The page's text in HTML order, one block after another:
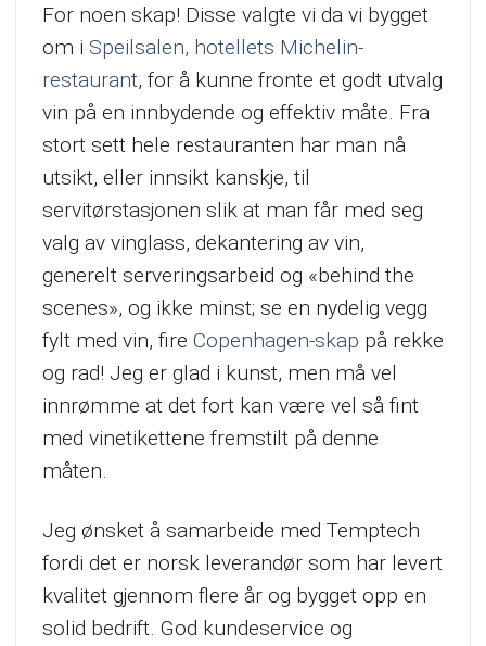
For noen skap! Disse valgte vi da vi bygget
om i Speilsalen, hotellets Michelin-
restaurant, for å kunne fronte et godt utvalg
vin på en innbydende og effektiv måte. Fra
stort sett hele restauranten har man nå
utsikt, eller innsikt kanskje, til
servitørstasjonen slik at man får med seg
valg av vinglass, dekantering av vin,
generelt serveringsarbeid og «behind the
scenes», og ikke minst; se en nydelig vegg
fylt med vin, fire Copenhagen-skap på rekke
og rad! Jeg er glad i kunst, men må vel
innrømme at det fort kan være vel så fint
med vinetikettene fremstilt på denne
måten.
Jeg ønsket å samarbeide med Temptech
fordi det er norsk leverandør som har levert
kvalitet gjennom flere år og bygget opp en
solid bedrift. God kundeservice og